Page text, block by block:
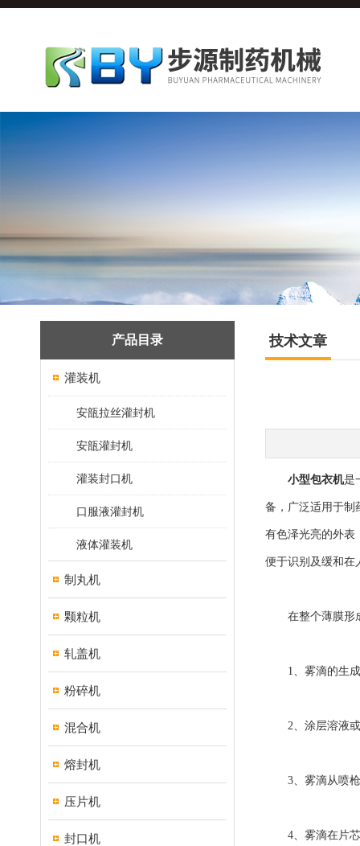
产品目录
灌装机
安瓿拉丝灌封机
安瓿灌封机
灌装封口机
口服液灌封机
液体灌装机
制丸机
颗粒机
轧盖机
粉碎机
混合机
熔封机
压片机
封口机
技术文章
小型包衣机是
备，广泛适用于制
有色泽光亮的外表
便于识别及缓和在
在整个薄膜形成
1、雾滴的生
2、涂层溶液或
3、雾滴从喷枪
4、雾滴在片芯